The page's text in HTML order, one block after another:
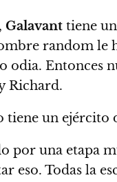
Galavant tiene
random le
odia.
Richard.
un ejército
por una etapa
Todas la